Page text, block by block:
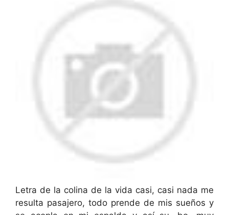
Letra de la colina de la vida casi, casi nada me
resulta pasajero, todo prende de mis sueños y